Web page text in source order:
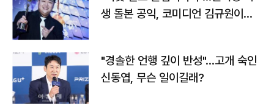
생 돌본 공익, 코미디언 김규원이었
"경솔한 언행 깊이 반성"…고개 숙인
신동엽, 무슨 일이길래?